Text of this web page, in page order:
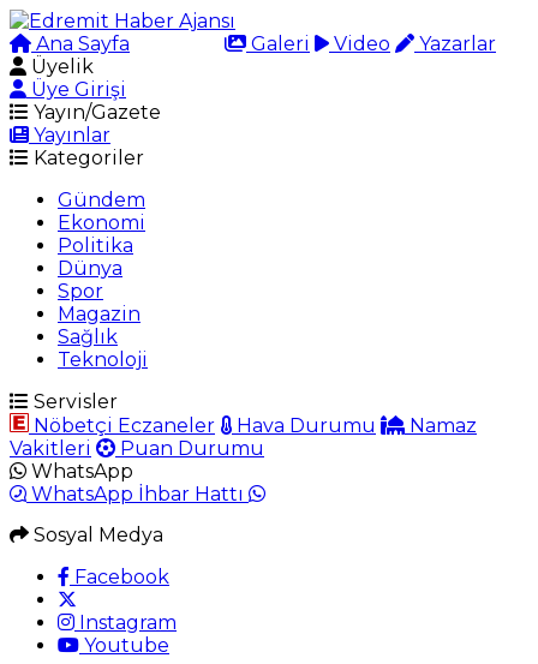
Ana Sayfa Galeri Video
Yazarlar
Üyelik
Üye Girişi
Yayın/Gazete
Yayınlar
Kategoriler
Gündem
Ekonomi
Politika
Dünya
Spor
Magazin
Sağlık
Teknoloji
Servisler
Nöbetçi Eczaneler
Hava Durumu
Namaz
Vakitleri
Puan Durumu
WhatsApp
WhatsApp İhbar Hattı
Sosyal Medya
Facebook
Instagram
Youtube